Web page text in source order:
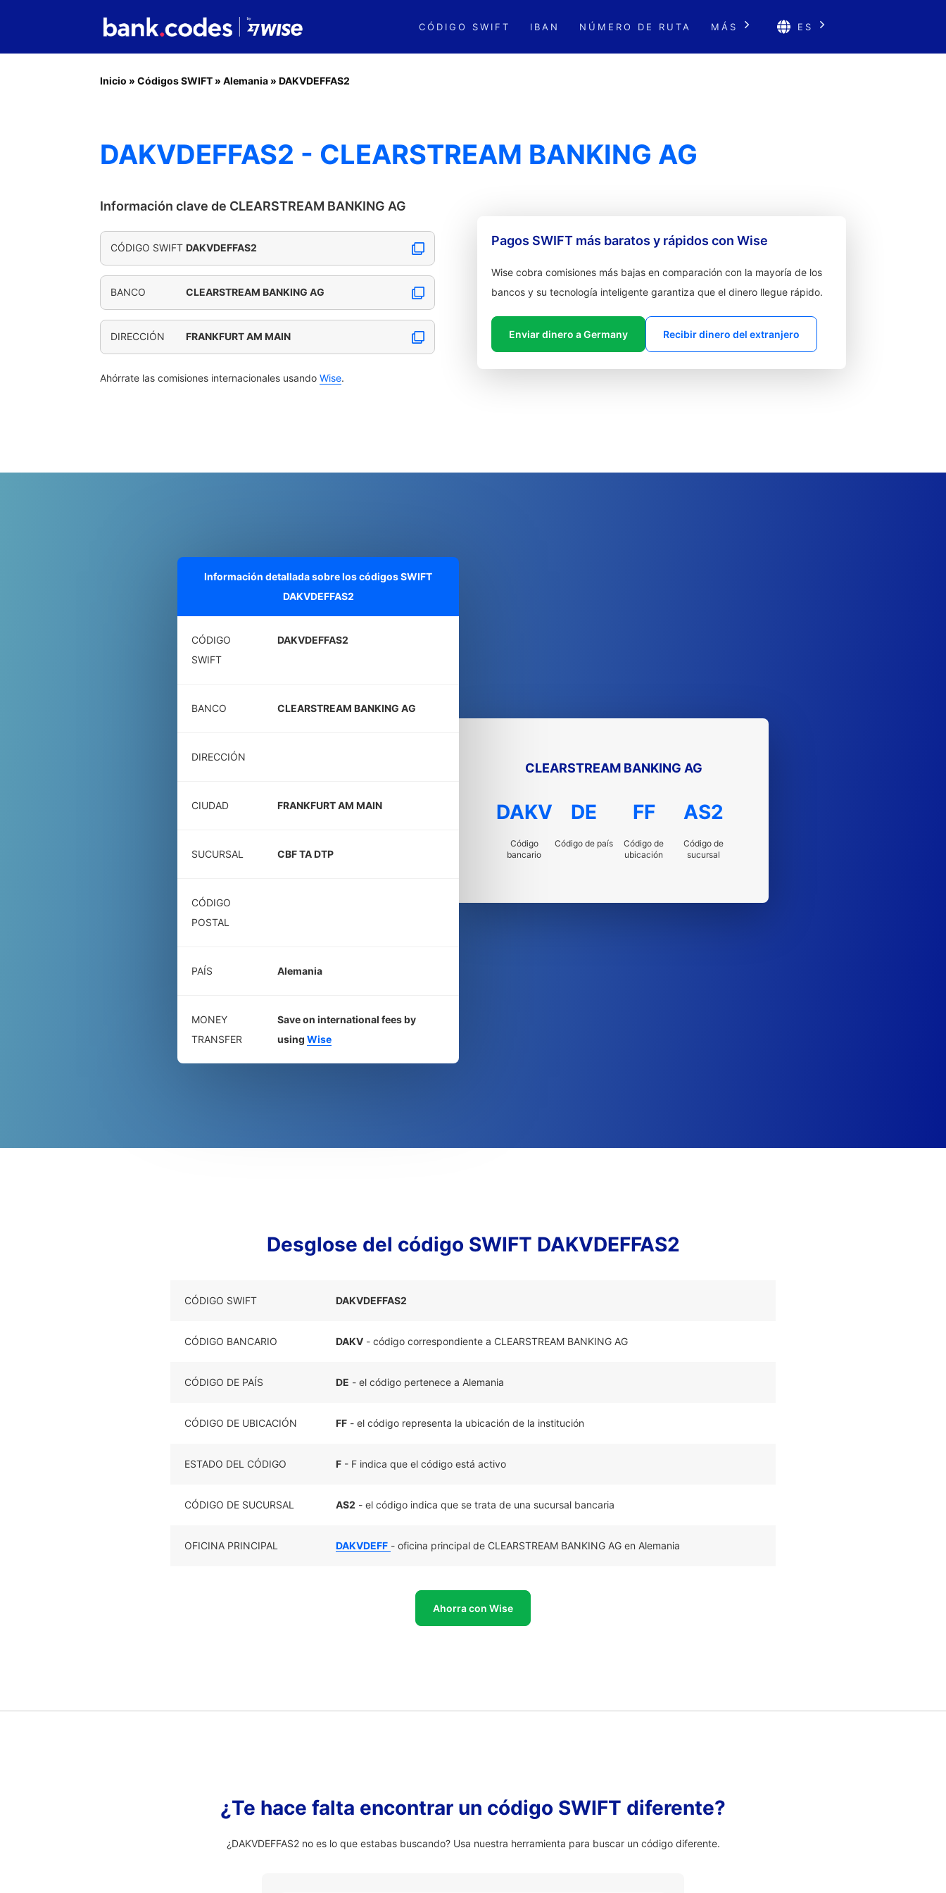
CÓDIGO SWIFT IBAN NÚMERO DE RUTA MÁS ES
Inicio » Códigos SWIFT » Alemania » DAKVDEFFAS2
DAKVDEFFAS2 - CLEARSTREAM BANKING AG
Información clave de CLEARSTREAM BANKING AG
CÓDIGO SWIFT DAKVDEFFAS2
BANCO CLEARSTREAM BANKING AG
DIRECCIÓN FRANKFURT AM MAIN
Ahórrate las comisiones internacionales usando Wise.
Pagos SWIFT más baratos y rápidos con Wise
Wise cobra comisiones más bajas en comparación con la mayoría de los
bancos y su tecnología inteligente garantiza que el dinero llegue rápido.
Enviar dinero a Germany Recibir dinero del extranjero
Información detallada sobre los códigos SWIFT
DAKVDEFFAS2
CÓDIGO
SWIFT
DAKVDEFFAS2
BANCO CLEARSTREAM BANKING AG
DIRECCIÓN
CIUDAD FRANKFURT AM MAIN
SUCURSAL CBF TA DTP
CÓDIGO
POSTAL
PAÍS Alemania
MONEY
TRANSFER
Save on international fees by
using Wise
CLEARSTREAM BANKING AG
DAKV
Código
bancario
DE
Código de país
FF
Código de
ubicación
AS2
Código de
sucursal
Desglose del código SWIFT DAKVDEFFAS2
CÓDIGO SWIFT DAKVDEFFAS2
CÓDIGO BANCARIO DAKV - código correspondiente a CLEARSTREAM BANKING AG
CÓDIGO DE PAÍS DE - el código pertenece a Alemania
CÓDIGO DE UBICACIÓN FF - el código representa la ubicación de la institución
ESTADO DEL CÓDIGO F - F indica que el código está activo
CÓDIGO DE SUCURSAL AS2 - el código indica que se trata de una sucursal bancaria
OFICINA PRINCIPAL DAKVDEFF - oficina principal de CLEARSTREAM BANKING AG en Alemania
Ahorra con Wise
¿Te hace falta encontrar un código SWIFT diferente?
¿DAKVDEFFAS2 no es lo que estabas buscando? Usa nuestra herramienta para buscar un código diferente.